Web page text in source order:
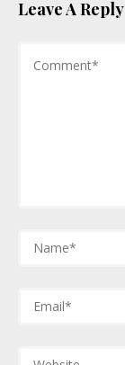
Leave A Reply